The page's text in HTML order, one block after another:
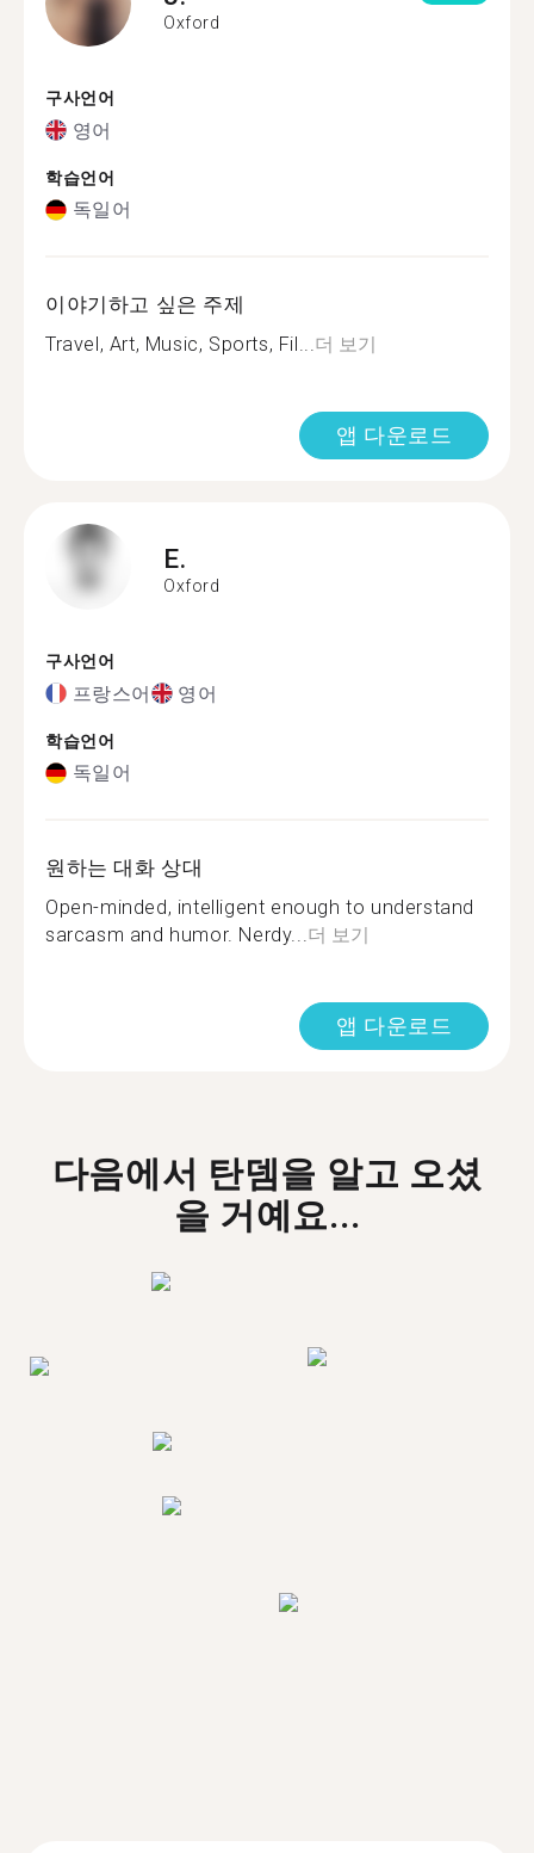
Oxford
구사언어
영어
학습언어
독일어
이야기하고 싶은 주제
Travel, Art, Music, Sports, Fil...더 보기
앱 다운로드
E.
Oxford
구사언어
프랑스어 영어
학습언어
독일어
원하는 대화 상대
Open-minded, intelligent enough to understand
sarcasm and humor. Nerdy...더 보기
앱 다운로드
다음에서 탄뎀을 알고 오셨
을 거예요...